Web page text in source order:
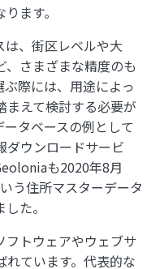
ます。
は、街区レベルや大
さまざまな精度のも
際には、用途によっ
まえて検討する必要が
タベースの例として
ダウンロードサービ
も2020年8月
う住所マスターデータ
た。
フトウェアやウェブサ
ています。代表的な